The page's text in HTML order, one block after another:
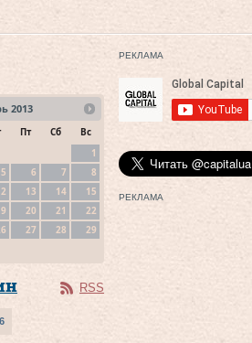
2013
Пт Сб
Вс
1
5 6 7
8
13 14
15
20 21
22
27 28
29
RSS
РЕКЛАМА
РЕКЛАМА